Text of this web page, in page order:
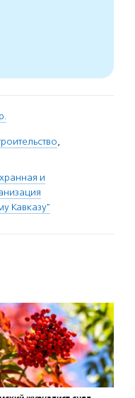
,
и
Кавказу"